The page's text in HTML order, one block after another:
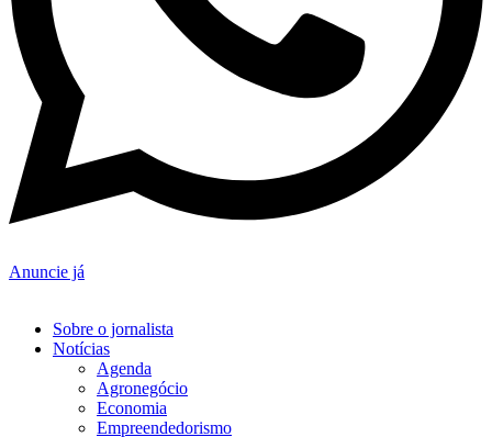
Anuncie já
Sobre o jornalista
Notícias
Agenda
Agronegócio
Economia
Empreendedorismo